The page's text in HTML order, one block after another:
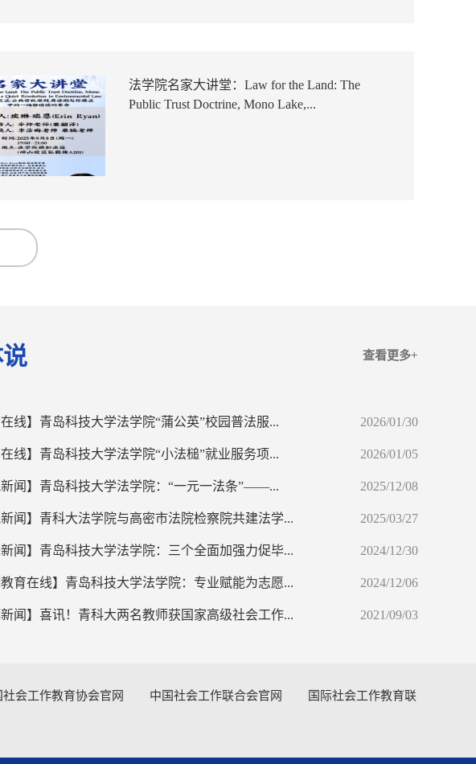
法学院名家大讲堂：Law for the Land: The
Public Trust Doctrine, Mono Lake,...
查看更多+
在线】青岛科技大学法学院“蒲公英”校园普法服... 2026/01/30
在线】青岛科技大学法学院“小法槌”就业服务项... 2026/01/05
新闻】青岛科技大学法学院：“一元一法条”——... 2025/12/08
新闻】青科大法学院与高密市法院检察院共建法学... 2025/03/27
新闻】青岛科技大学法学院：三个全面加强力促毕... 2024/12/30
教育在线】青岛科技大学法学院：专业赋能为志愿... 2024/12/06
新闻】喜讯！青科大两名教师获国家高级社会工作... 2021/09/03
社会工作教育协会官网 中国社会工作联合会官网 国际社会工作教育联